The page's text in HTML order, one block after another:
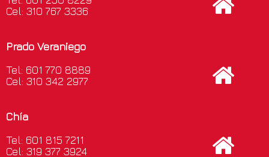
Cel: 310 767 3336
Prado Veraniego
Tel: 601 770 8889
Cel: 310 342 2977
Chía
Tel: 601 815 7211
Cel: 319 377 3924